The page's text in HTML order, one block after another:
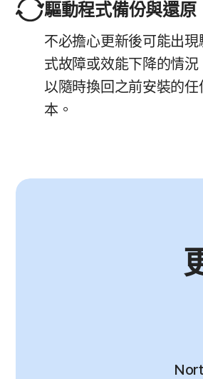
驅動程式備份與還原
不必擔心更新後可能出現
式故障或效能下降的情況
以隨時換回之前安裝的任
本。